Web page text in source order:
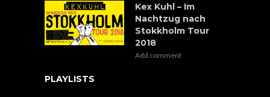
Kex Kuhl – Im
Nachtzug nach
Stokkholm Tour
2018
Add comment
PLAYLISTS